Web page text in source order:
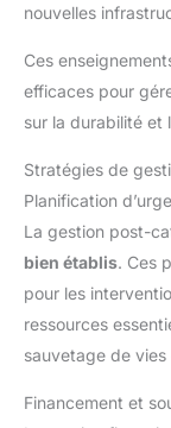
nouvelles
Ces
efficaces pour
sur la durabilité et
Stratégies de
Planification
La gestion post-
bien établis. Ces
pour les
ressources
sauvetage de
Financement et